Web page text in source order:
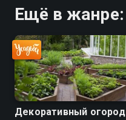
Ещё в
Декоративный огород